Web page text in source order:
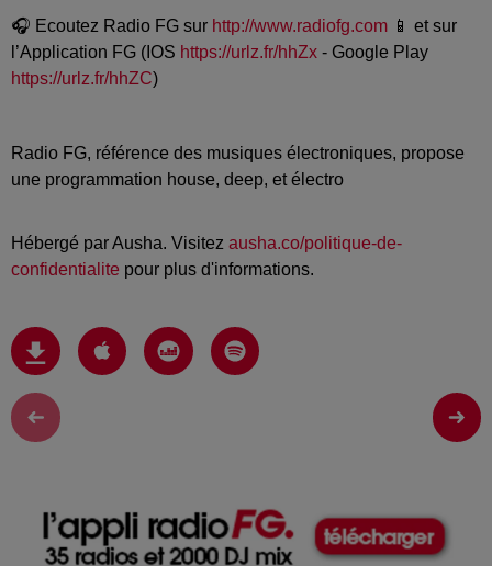
🎧 Ecoutez Radio FG sur http://www.radiofg.com 📱 et sur
l’Application FG (IOS https://urlz.fr/hhZx - Google Play
https://urlz.fr/hhZC)
Radio FG, référence des musiques électroniques, propose
une programmation house, deep, et électro
Hébergé par Ausha. Visitez ausha.co/politique-de-
confidentialite pour plus d'informations.